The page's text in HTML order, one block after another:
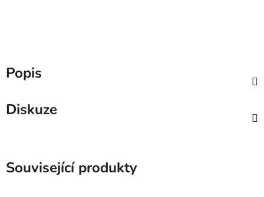
Popis
Diskuze
Související produkty